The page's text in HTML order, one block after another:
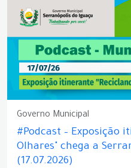
Governo Municipal
#Podcast – Exposição
Olhares" chega a
(17.07.2026)